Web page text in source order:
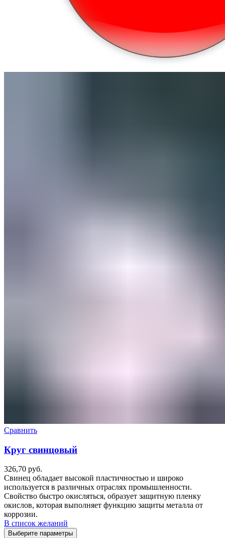
Сравнить
Круг свинцовый
326,70 руб.
Свинец обладает высокой пластичностью и широко
используется в различных отраслях промышленности.
Свойство быстро окисляться, образует защитную пленку
окислов, которая выполняет функцию защиты металла от
коррозии.
В список желаний
Выберите параметры